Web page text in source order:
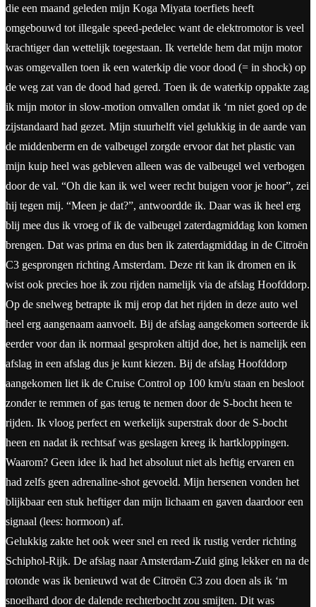
die een maand geleden mijn Koga Miyata toerfiets heeft
omgebouwd tot illegale speed-pedelec want de elektromotor is veel
krachtiger dan wettelijk toegestaan. Ik vertelde hem dat mijn motor
was omgevallen toen ik een waterkip die voor dood (= in shock) op
de weg zat van de dood had gered. Toen ik de waterkip oppakte zag
ik mijn motor in slow-motion omvallen omdat ik ‘m niet goed op de
zijstandaard had gezet. Mijn stuurhelft viel gelukkig in de aarde van
de middenberm en de valbeugel zorgde ervoor dat het plastic van
mijn kuip heel was gebleven alleen was de valbeugel wel verbogen
door de val. “Oh die kan ik wel weer recht buigen voor je hoor”, zei
hij tegen mij. “Meen je dat?”, antwoordde ik. Daar was ik heel erg
blij mee dus ik vroeg of ik de valbeugel zaterdagmiddag kon komen
brengen. Dat was prima en dus ben ik zaterdagmiddag in de Citroën
C3 gesprongen richting Amsterdam. Deze rit kan ik dromen en ik
wist ook precies hoe ik zou rijden namelijk via de afslag Hoofddorp.
Op de snelweg betrapte ik mij erop dat het rijden in deze auto wel
heel erg aangenaam aanvoelt. Bij de afslag aangekomen sorteerde ik
eerder voor dan ik normaal gesproken altijd doe, het is namelijk een
afslag in een afslag dus je kunt kiezen. Bij de afslag Hoofddorp
aangekomen liet ik de Cruise Control op 100 km/u staan en besloot
zonder te remmen of gas terug te nemen door de S-bocht heen te
rijden. Ik vloog perfect en werkelijk superstrak door de S-bocht
heen en nadat ik rechtsaf was geslagen kreeg ik hartkloppingen.
Waarom? Geen idee ik had het absoluut niet als heftig ervaren en
had zelfs geen adrenaline-shot gevoeld. Mijn hersenen vonden het
blijkbaar een stuk heftiger dan mijn lichaam en gaven daardoor een
signaal (lees: hormoon) af.
Gelukkig zakte het ook weer snel en reed ik rustig verder richting
Schiphol-Rijk. De afslag naar Amsterdam-Zuid ging lekker en na de
rotonde was ik benieuwd wat de Citroën C3 zou doen als ik ‘m
snoeihard door de dalende rechterbocht zou smijten. Dit was